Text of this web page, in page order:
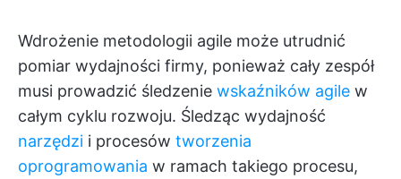
Wdrożenie metodologii agile może utrudnić
pomiar wydajności firmy, ponieważ cały zespół
musi prowadzić śledzenie wskaźników agile w
całym cyklu rozwoju. Śledząc wydajność
narzędzi i procesów tworzenia
oprogramowania w ramach takiego procesu,